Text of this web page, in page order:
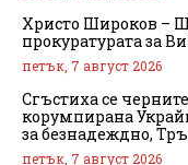
Христо Широков –
прокуратурата за
петък, 7 август 2026
Сгъстиха се
корумпирана
за безнадеждно,
петък, 7 август 2026